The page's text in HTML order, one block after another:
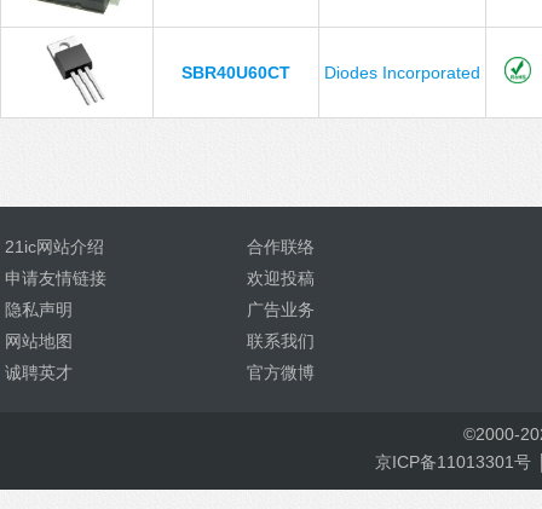
SBR40U60CT Diodes Incorporated
21ic网站介绍
合作联络
申请友情链接
欢迎投稿
隐私声明
广告业务
网站地图
联系我们
诚聘英才
官方微博
©2000-
京ICP备11013301号